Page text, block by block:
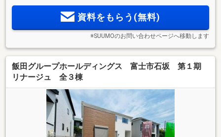
資料をもらう(無料)
※SUUMOのお問い合わせページへ移動します
飯田グループホールディングス 富士市石坂 第１期
リナージュ 全３棟